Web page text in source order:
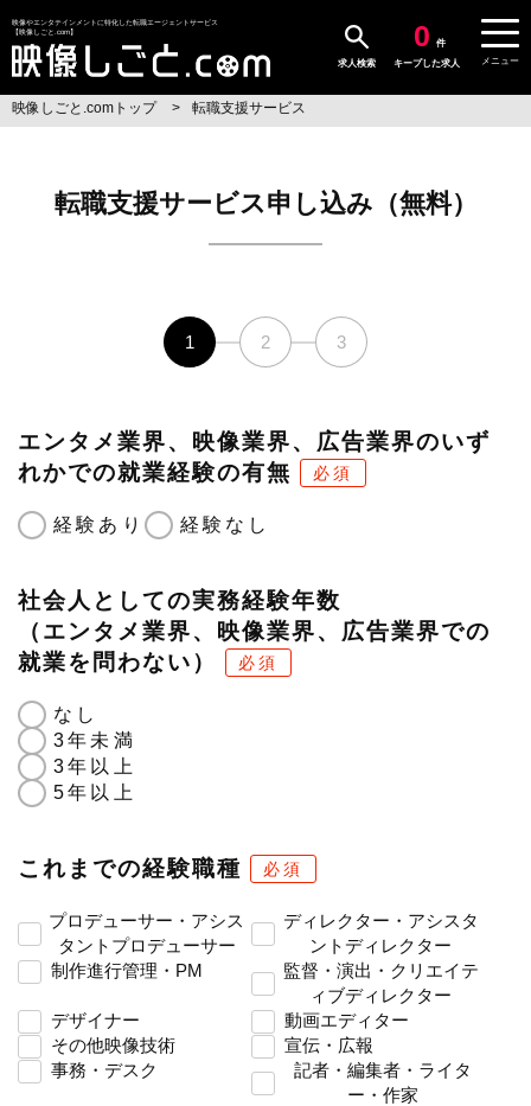
映像やエンタテインメントに特化した転職エージェントサービス
【映像しごと.com】
求人検索
0
件
キープした求人
メニュー
映像しごと.comトップ 転職支援サービス
転職支援サービス申し込み（無料）
1 2 3
エンタメ業界、映像業界、広告業界のいず
れかでの就業経験の有無
必須
経験あり 経験なし
社会人としての実務経験年数
（エンタメ業界、映像業界、広告業界での
就業を問わない）
必須
なし
3年未満
3年以上
5年以上
これまでの経験職種 必須
プロデューサー・アシス
タントプロデューサー
ディレクター・アシスタ
ントディレクター
制作進行管理・PM
監督・演出・クリエイテ
ィブディレクター
デザイナー
動画エディター
その他映像技術
宣伝・広報
事務・デスク
記者・編集者・ライタ
ー・作家